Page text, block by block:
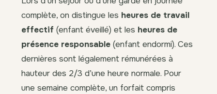
complète, on distingue les heures de travail
effectif (enfant éveillé) et les heures de
présence responsable (enfant endormi). Ces
dernières sont légalement rémunérées à
hauteur des 2/3 d’une heure normale. Pour
une semaine complète, un forfait compris